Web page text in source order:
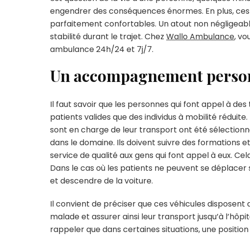
engendrer des conséquences énormes. En plus,
parfaitement confortables. Un atout non
stabilité durant le trajet. Chez Wallo Ambulance,
ambulance 24h/24 et 7j/7.
Un accompagnement
Il faut savoir que les personnes qui font appel à
patients valides que des individus à mobilité
sont en charge de leur transport ont été
dans le domaine. Ils doivent suivre des formations
service de qualité aux gens qui font appel à eux.
Dans le cas où les patients ne peuvent se
et descendre de la voiture.
Il convient de préciser que ces véhicules
malade et assurer ainsi leur transport jusqu’à
rappeler que dans certaines situations, une